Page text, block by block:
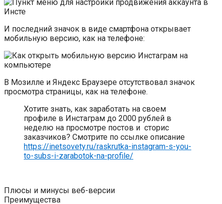
И последний значок в виде смартфона открывает
мобильную версию, как на телефоне:
В Мозилле и Яндекс Браузере отсутствовал значок
просмотра страницы, как на телефоне.
Хотите знать, как заработать на своем
профиле в Инстаграм до 2000 рублей в
неделю на просмотре постов и сторис
заказчиков? Смотрите по ссылке описание
https://inetsovety.ru/raskrutka-instagram-s-you-
to-subs-i-zarabotok-na-profile/
Плюсы и минусы веб-версии
Преимущества